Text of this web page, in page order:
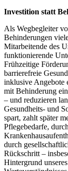
Investition statt
Als Wegbegleiter
Behinderungen
Mitarbeitende des
funktionierende
Frühzeitige
barrierefreie
inklusive Angebote
mit Behinderung
– und reduzieren
Gesundheits- und
spart, zahlt später
Pflegebedarfe,
durch
Rückschritt –
Hintergrund